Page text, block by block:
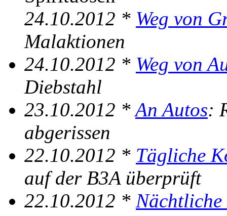
24.10.2012 * Weg von
Malaktionen
24.10.2012 * Weg von
Diebstahl
23.10.2012 *An Autos:
abgerissen
22.10.2012 * Tägliche
auf der B3A überprüft
22.10.2012 *